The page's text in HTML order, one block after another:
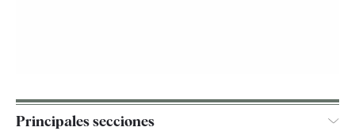
Principales secciones